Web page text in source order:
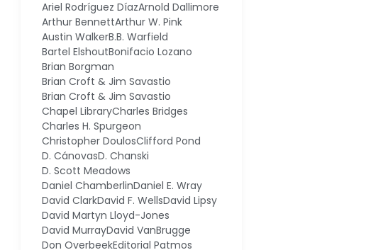
Ariel Rodríguez DíazArnold Dallimore
Arthur BennettArthur W. Pink
Austin WalkerB.B. Warfield
Bartel ElshoutBonifacio Lozano
Brian Borgman
Brian Croft & Jim Savastio
Brian Croft & Jim Savastio
Chapel LibraryCharles Bridges
Charles H. Spurgeon
Christopher DoulosClifford Pond
D. CánovasD. Chanski
D. Scott Meadows
Daniel ChamberlinDaniel E. Wray
David ClarkDavid F. WellsDavid Lipsy
David Martyn Lloyd-Jones
David MurrayDavid VanBrugge
Don OverbeekEditorial Patmos